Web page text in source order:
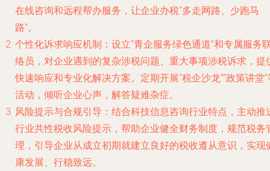
在线咨询和远程帮办服务，让企业办税“多走网路、少跑马
路”。
个性化诉求响应机制 ：设立“青企服务绿色通道”和专属服务
络员，对企业遇到的复杂涉税问题、重大事项涉税诉求，提
快速响应和专业化解决方案。定期开展“税企沙龙”“政策讲堂”
活动，倾听企业心声，解答疑难杂症。
风险提示与合规引导 ：结合科技信息咨询行业特点，主动推
行业共性税收风险提示，帮助企业健全财务制度，规范税务
理，引导企业从成立初期就建立良好的税收遵从意识，实现
康发展、行稳致远。